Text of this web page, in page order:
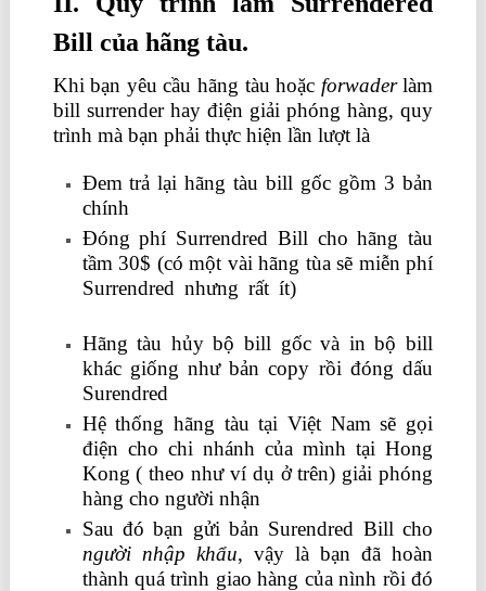
Bill của hãng tàu.
Khi bạn yêu cầu hãng tàu hoặc forwaderlàm
bill surrender hay điện giải phóng hàng, quy
trình mà bạn phải thực hiện lần lượt là
Đem trả lại hãng tàu bill gốc gồm 3 bản
chính
Đóng phí Surrendred Bill cho hãng tàu
tầm 30$ (có một vài hãng tùa sẽ miễn phí
Surrendred nhưng rất ít)
Hãng tàu hủy bộ bill gốc và in bộ bill
khác giống như bản copy rồi đóng dấu
Surendred
Hệ thống hãng tàu tại Việt Nam sẽ gọi
điện cho chi nhánh của mình tại Hong
Kong ( theo như ví dụ ở trên) giải phóng
hàng cho người nhận
Sau đó bạn gửi bản Surendred Bill cho
người nhập khẩu, vậy là bạn đã hoàn
thành quá trình giao hàng của nình rồi đó